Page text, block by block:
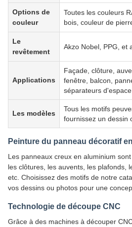
Options de
couleur
Toutes les couleurs
bois, couleur de
Le
revêtement
Akzo Nobel, PPG, et
Applications
Façade, clôture,
fenêtre, balcon,
séparateurs d'espace
Les modèles
Tous les motifs
fournissez un dessin
Peinture du panneau décoratif
Les panneaux creux en aluminium
les clôtures, les auvents, les plafonds,
etc. Choisissez des motifs de notre
vos dessins ou photos pour une
Technologie de découpe CNC
Grâce à des machines à découper